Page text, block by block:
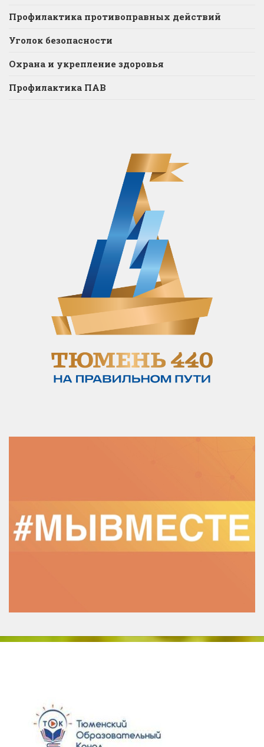
Профилактика противоправных действий
Уголок безопасности
Охрана и укрепление здоровья
Профилактика ПАВ